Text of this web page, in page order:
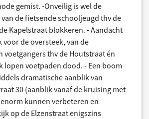
gemist. -Onveilig is wel de
de fietsende schooljeugd thv de
Kapelstraat blokkeren. - Aandacht
voor de oversteek, van de
voetgangers thv de Houtstraat én
lopen voetpaden dood. - Een boom
dramatische aanblik van
30 (aanblik vanaf de kruising met
kunnen verbeteren en
op de Elzenstraat enigszins